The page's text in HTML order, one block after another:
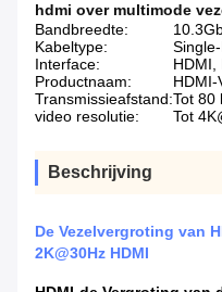
hdmi over multimode
Bandbreedte:
Kabeltype:
Interface:
HDMI,
Productnaam:
HDMI-
Transmissieafstand:Tot 80
video resolutie:
Tot
Beschrijving
De Vezelvergroting van
2K@30Hz HDMI